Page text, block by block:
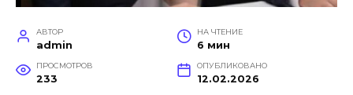
АВТОР
admin
НА ЧТЕНИЕ
6 мин
ПРОСМОТРОВ
233
ОПУБЛИКОВАНО
12.02.2026